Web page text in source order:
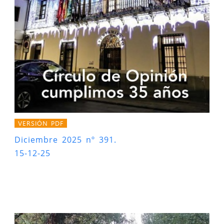
VERSIÓN PDF
Diciembre 2025 nº 391.
15-12-25